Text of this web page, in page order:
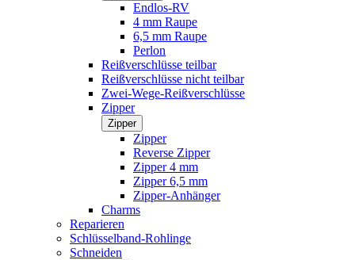
Endlos-RV
4 mm Raupe
6,5 mm Raupe
Perlon
Reißverschlüsse teilbar
Reißverschlüsse nicht teilbar
Zwei-Wege-Reißverschlüsse
Zipper
Zipper
Zipper
Reverse Zipper
Zipper 4 mm
Zipper 6,5 mm
Zipper-Anhänger
Charms
Reparieren
Schlüsselband-Rohlinge
Schneiden